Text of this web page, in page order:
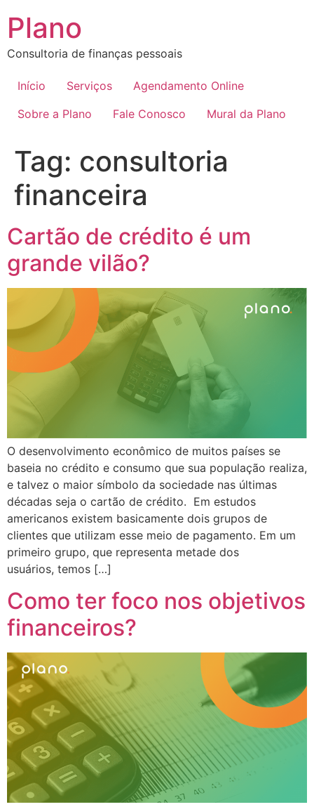
Plano
Consultoria de finanças pessoais
Início Serviços
Agendamento Online
Sobre a Plano
Fale Conosco Mural da Plano
Tag: consultoria
financeira
Cartão de crédito é um
grande vilão?
O desenvolvimento econômico de muitos países se
baseia no crédito e consumo que sua população realiza,
e talvez o maior símbolo da sociedade nas últimas
décadas seja o cartão de crédito. Em estudos
americanos existem basicamente dois grupos de
clientes que utilizam esse meio de pagamento. Em um
primeiro grupo, que representa metade dos
usuários, temos […]
Como ter foco nos objetivos
financeiros?